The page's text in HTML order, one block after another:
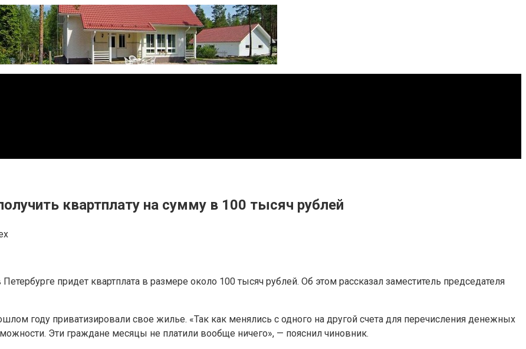
квартплату на сумму в 100 тысяч рублей
придет квартплата в размере около 100 тысяч рублей. Об этом рассказал заместитель председателя
году приватизировали свое жилье. «Так как менялись с одного на другой счета для перечисления денежных
Эти граждане месяцы не платили вообще ничего», — пояснил чиновник.